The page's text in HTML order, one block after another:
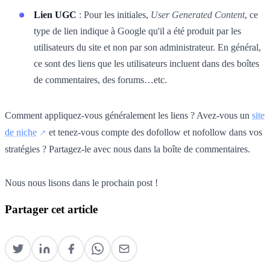
Lien UGC : Pour les initiales, User Generated Content, ce
type de lien indique à Google qu'il a été produit par les
utilisateurs du site et non par son administrateur. En général,
ce sont des liens que les utilisateurs incluent dans des boîtes
de commentaires, des forums…etc.
Comment appliquez-vous généralement les liens ? Avez-vous un site
de niche
et tenez-vous compte des dofollow et nofollow dans vos
stratégies ? Partagez-le avec nous dans la boîte de commentaires.
Nous nous lisons dans le prochain post !
Partager cet article